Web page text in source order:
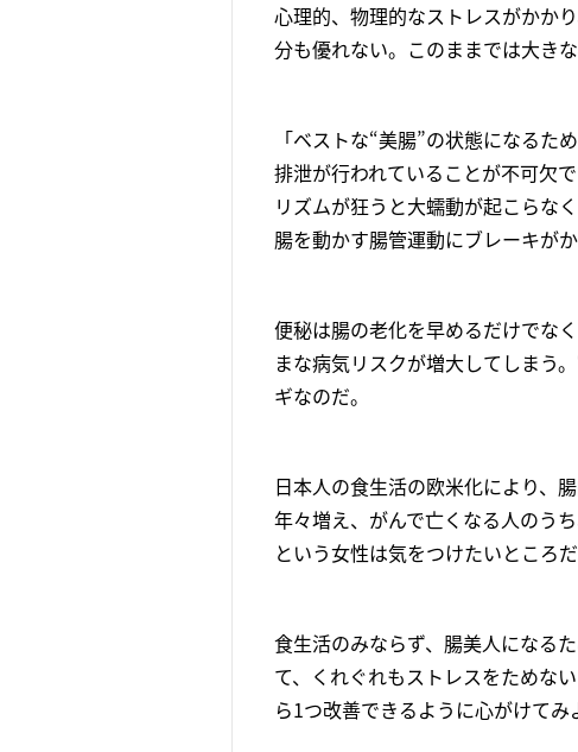
心理的、物理的なストレスがかか
分も優れない。このままでは大き
「ベストな“美腸”の状態になる
排泄が行われていることが不可欠
リズムが狂うと大蠕動が起こらな
腸を動かす腸管運動にブレーキが
便秘は腸の老化を早めるだけでな
まな病気リスクが増大してしまう
ギなのだ。
日本人の食生活の欧米化により、
年々増え、がんで亡くなる人のう
という女性は気をつけたいところだ
食生活のみならず、腸美人になる
て、くれぐれもストレスをためな
ら1つ改善できるように心がけてみ